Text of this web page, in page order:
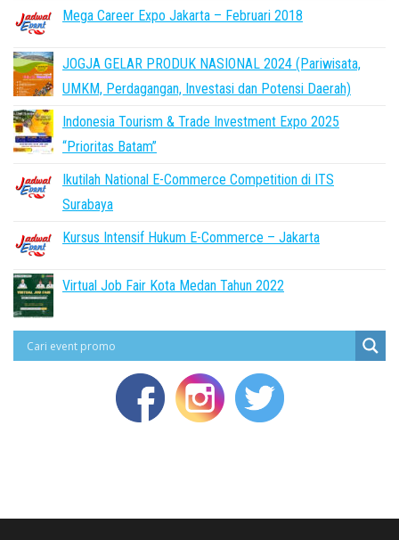
Mega Career Expo Jakarta – Februari 2018
JOGJA GELAR PRODUK NASIONAL 2024 (Pariwisata,
UMKM, Perdagangan, Investasi dan Potensi Daerah)
Indonesia Tourism & Trade Investment Expo 2025
“Prioritas Batam”
Ikutilah National E-Commerce Competition di ITS
Surabaya
Kursus Intensif Hukum E-Commerce – Jakarta
Virtual Job Fair Kota Medan Tahun 2022